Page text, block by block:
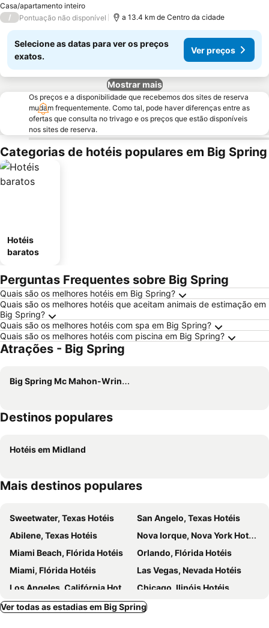
Casa/apartamento inteiro
Ver preços
/ Pontuação não disponível a 13.4 km de Centro da cidade
Selecione as datas para ver os preços
exatos.
Ver preços
Mostrar mais
Os preços e a disponibilidade que recebemos dos sites de reserva
mudam frequentemente. Como tal, pode haver diferenças entre as
ofertas que consulta no trivago e os preços que estão disponíveis
nos sites de reserva.
Categorias de hotéis populares em Big Spring
Hotéis
baratos
Perguntas Frequentes sobre Big Spring
Quais são os melhores hotéis em Big Spring?
Quais são os melhores hotéis que aceitam animais de estimação em
Big Spring?
Quais são os melhores hotéis com spa em Big Spring?
Quais são os melhores hotéis com piscina em Big Spring?
Atrações - Big Spring
Big Spring Mc Mahon-Wrinkle Airport
Destinos populares
Hotéis em Midland
Mais destinos populares
Sweetwater, Texas Hotéis
San Angelo, Texas Hotéis
Abilene, Texas Hotéis
Nova Iorque, Nova York Hotéis
Miami Beach, Flórida Hotéis
Orlando, Flórida Hotéis
Miami, Flórida Hotéis
Las Vegas, Nevada Hotéis
Los Angeles, Califórnia Hotéis
Chicago, Ilinóis Hotéis
Lake Buena Vista, Flórida Hotéis
Boston, Massachusetts Hotéis
Ver todas as estadias em Big Spring